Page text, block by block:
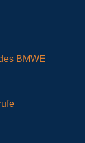
BMWE